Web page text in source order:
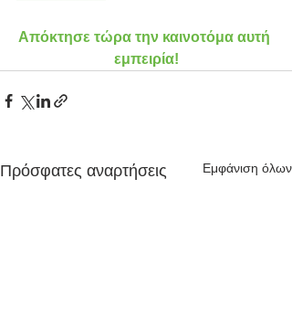
Απόκτησε τώρα την καινοτόμα αυτή
εμπειρία!
Πρόσφατες αναρτήσεις Εμφάνιση όλων